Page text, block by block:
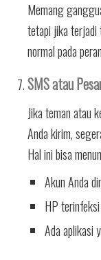
Memang
tetapi jika terjadi
normal pada
SMS atau
Jika teman atau
Anda kirim,
Hal ini bisa
Akun Anda
HP
Ada aplikasi